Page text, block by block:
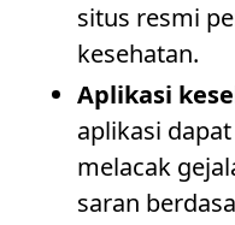
situs resmi
kesehatan.
Aplikasi
aplikasi
melacak
saran